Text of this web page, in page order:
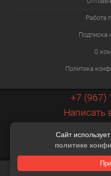
Сайт
политике
Работа
Подписка
О
Политика
+7 (967)
Написать
Разработка